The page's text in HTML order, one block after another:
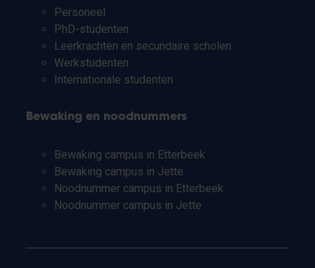
Personeel
PhD-studenten
Leerkrachten en secundaire scholen
Werkstudenten
Internationale studenten
Bewaking en noodnummers
Bewaking campus in Etterbeek
Bewaking campus in Jette
Noodnummer campus in Etterbeek
Noodnummer campus in Jette